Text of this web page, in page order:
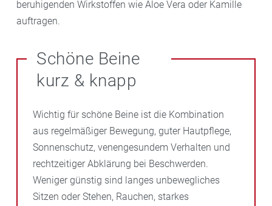
beruhigenden Wirkstoffen wie Aloe Vera oder Kamille
auftragen.
Schöne Beine
kurz & knapp
Wichtig für schöne Beine ist die Kombination
aus regelmäßiger Bewegung, guter Hautpflege,
Sonnenschutz, venengesundem Verhalten und
rechtzeitiger Abklärung bei Beschwerden.
Weniger günstig sind langes unbewegliches
Sitzen oder Stehen, Rauchen, starkes